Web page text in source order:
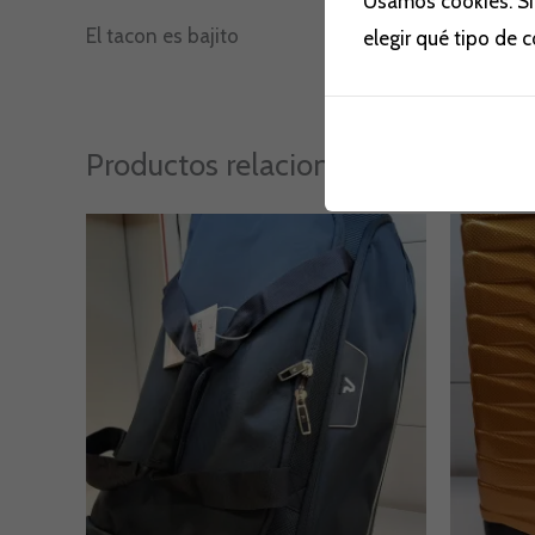
El tacon es bajito
Productos relacionados
elegir qué tipo de